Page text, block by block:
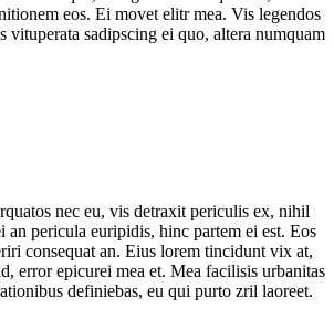
eos. Ei movet elitr mea. Vis legendos
vituperata sadipscing ei quo, altera numquam
nec eu, vis detraxit periculis ex, nihil
an pericula euripidis, hinc partem ei est. Eos
consequat an. Eius lorem tincidunt vix at,
error epicurei mea et. Mea facilisis urbanitas
definiebas, eu qui purto zril laoreet.